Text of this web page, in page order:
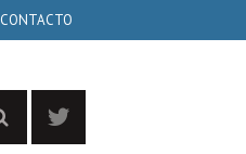
CONTACTO